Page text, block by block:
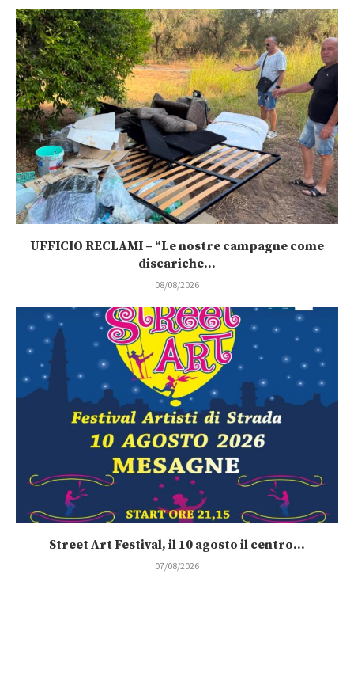
UFFICIO RECLAMI – “Le nostre campagne come
discariche...
08/08/2026
Street Art Festival, il 10 agosto il centro...
07/08/2026